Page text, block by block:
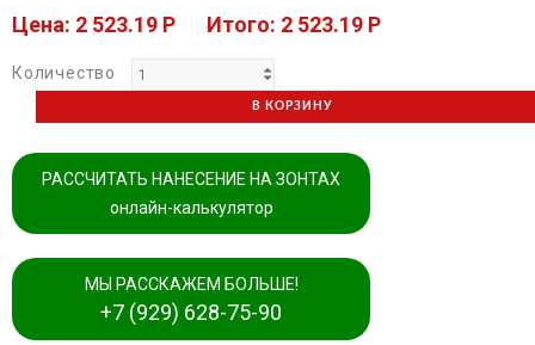
Цена: 2 523.19 P Итого: 2 523.19 P
Количество
В КОРЗИНУ
РАССЧИТАТЬ НАНЕСЕНИЕ НА ЗОНТАХ
онлайн-калькулятор
МЫ РАССКАЖЕМ БОЛЬШЕ!
+7 (929) 628-75-90